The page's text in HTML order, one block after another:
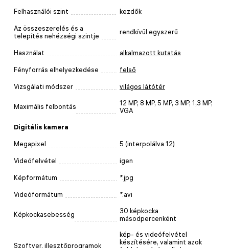
Felhasználói szint kezdők
Az összeszerelés és a
telepítés nehézségi szintje
rendkívül egyszerű
Használat alkalmazott kutatás
Fényforrás elhelyezkedése felső
Vizsgálati módszer világos látótér
Maximális felbontás
12 MP, 8 MP, 5 MP, 3 MP, 1,3 MP,
VGA
Digitális kamera
Megapixel 5 (interpolálva 12)
Videófelvétel igen
Képformátum *.jpg
Videóformátum *.avi
Képkockasebesség
30 képkocka
másodpercenként
Szoftver, illesztőprogramok
kép- és videófelvétel
készítésére, valamint azok